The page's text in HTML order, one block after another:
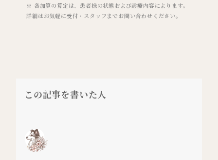
※ 各加算の算定は、患者様の状態および診療内容によります。
詳細はお気軽に受付・スタッフまでお問い合わせください。
この記事を書いた人